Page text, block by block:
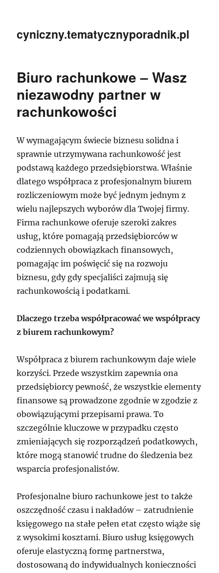
cyniczny.tematycznyporadnik.pl
Biuro rachunkowe – Wasz
niezawodny partner w
rachunkowości
W wymagającym świecie biznesu solidna i
sprawnie utrzymywana rachunkowość jest
podstawą każdego przedsiębiorstwa. Właśnie
dlatego współpraca z profesjonalnym biurem
rozliczeniowym może być jednym jednym z
wielu najlepszych wyborów dla Twojej firmy.
Firma rachunkowe oferuje szeroki zakres
usług, które pomagają przedsiębiorców w
codziennych obowiązkach finansowych,
pomagając im poświęcić się na rozwoju
biznesu, gdy gdy specjaliści zajmują się
rachunkowością i podatkami.
Dlaczego trzeba współpracować we współpracy
z biurem rachunkowym?
Współpraca z biurem rachunkowym daje wiele
korzyści. Przede wszystkim zapewnia ona
przedsiębiorcy pewność, że wszystkie elementy
finansowe są prowadzone zgodnie w zgodzie z
obowiązującymi przepisami prawa. To
szczególnie kluczowe w przypadku często
zmieniających się rozporządzeń podatkowych,
które mogą stanowić trudne do śledzenia bez
wsparcia profesjonalistów.
Profesjonalne biuro rachunkowe jest to także
oszczędność czasu i nakładów – zatrudnienie
księgowego na stałe pełen etat często wiąże się
z wysokimi kosztami. Biuro usług księgowych
oferuje elastyczną formę partnerstwa,
dostosowaną do indywidualnych konieczności